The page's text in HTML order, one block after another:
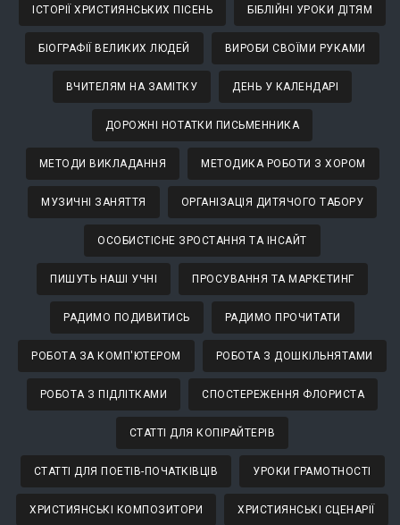
ІСТОРІЇ ХРИСТИЯНСЬКИХ ПІСЕНЬ БІБЛІЙНІ УРОКИ ДІТЯМ
БІОГРАФІЇ ВЕЛИКИХ ЛЮДЕЙ ВИРОБИ СВОЇМИ РУКАМИ
ВЧИТЕЛЯМ НА ЗАМІТКУ ДЕНЬ У КАЛЕНДАРІ
ДОРОЖНІ НОТАТКИ ПИСЬМЕННИКА
МЕТОДИ ВИКЛАДАННЯ МЕТОДИКА РОБОТИ З ХОРОМ
МУЗИЧНІ ЗАНЯТТЯ ОРГАНІЗАЦІЯ ДИТЯЧОГО ТАБОРУ
ОСОБИСТІСНЕ ЗРОСТАННЯ ТА ІНСАЙТ
ПИШУТЬ НАШІ УЧНІ ПРОСУВАННЯ ТА МАРКЕТИНГ
РАДИМО ПОДИВИТИСЬ РАДИМО ПРОЧИТАТИ
РОБОТА ЗА КОМП'ЮТЕРОМ РОБОТА З ДОШКІЛЬНЯТАМИ
РОБОТА З ПІДЛІТКАМИ СПОСТЕРЕЖЕННЯ ФЛОРИСТА
СТАТТІ ДЛЯ КОПІРАЙТЕРІВ
СТАТТІ ДЛЯ ПОЕТІВ-ПОЧАТКІВЦІВ УРОКИ ГРАМОТНОСТІ
ХРИСТИЯНСЬКІ КОМПОЗИТОРИ ХРИСТИЯНСЬКІ СЦЕНАРІЇ